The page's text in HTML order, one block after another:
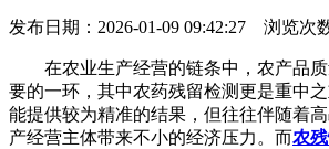
发布日期：2026-01-09 09:42:27 浏览次
在农业生产经营的链条中，农产品质
要的一环，其中农药残留检测更是重中
能提供较为精准的结果，但往往伴随着
产经营主体带来不小的经济压力。而农